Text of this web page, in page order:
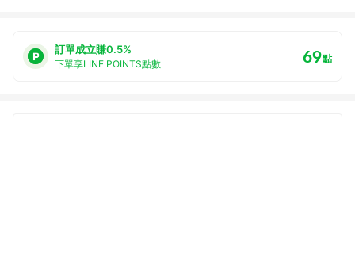
訂單成立賺0.5%
下單享LINE POINTS點數 69點